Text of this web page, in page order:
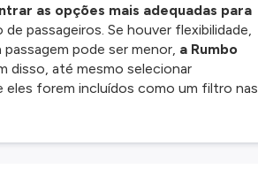
as opções mais adequadas para
passageiros. Se houver flexibilidade,
pode ser menor, a Rumbo
disso, até mesmo selecionar
eles forem incluídos como um filtro nas